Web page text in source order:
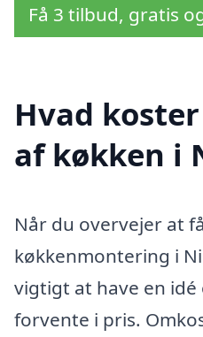
Få 3 tilbud, gratis
Hvad
af køkken i
Når du overvejer at
køkkenmontering i
vigtigt at have en idé
forvente i pris.